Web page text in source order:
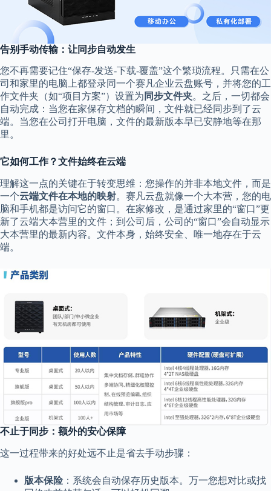
告别手动传输：让同步自动发生
您不再需要记住“保存-发送-下载-覆盖”这个繁琐流程。只需在公
司和家里的电脑上都登录同一个赛凡企业云盘账号，并将您的工
作文件夹（如“项目方案”）设置为 同步文件夹。之后，一切都会
自动完成：当您在家保存文档的瞬间，文件就已经同步到了云
端。当您在公司打开电脑，文件的最新版本早已安静地等在那
里。
它如何工作？文件始终在云端
理解这一点的关键在于转变思维：您操作的并非本地文件，而是
一个云端文件在本地的映射。赛凡云盘就像一个大本营，您的电
脑和手机都是访问它的窗口。在家修改，是通过家里的“窗口”更
新了云端大本营里的文件；到公司后，公司的“窗口”会自动显示
大本营里的最新内容。文件本身，始终安全、唯一地存在于云
端。
不止于同步：额外的安心保障
这一过程带来的好处远不止是省去手动步骤：
版本保险：系统会自动保存历史版本。万一您想对比或找